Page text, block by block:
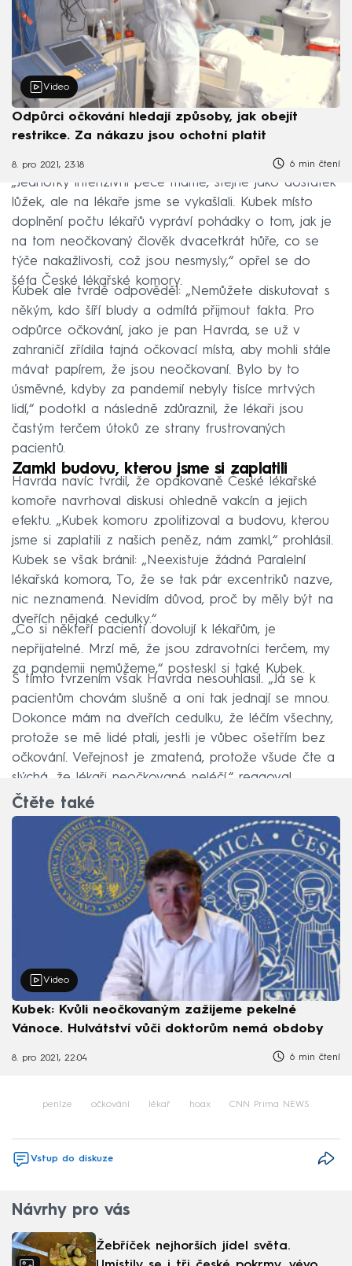
Video
Odpůrci očkování hledají způsoby, jak obejít
restrikce. Za nákazu jsou ochotní platit
8. pro 2021, 23:18 6 min čtení
„Jednotky intenzivní péče máme, stejně jako dostatek
lůžek, ale na lékaře jsme se vykašlali. Kubek místo
doplnění počtu lékařů vypráví pohádky o tom, jak je
na tom neočkovaný člověk dvacetkrát hůře, co se
týče nakažlivosti, což jsou nesmysly,“ opřel se do
šéfa České lékařské komory.
Kubek ale tvrdě odpověděl: „Nemůžete diskutovat s
někým, kdo šíří bludy a odmítá přijmout fakta. Pro
odpůrce očkování, jako je pan Havrda, se už v
zahraničí zřídila tajná očkovací místa, aby mohli stále
mávat papírem, že jsou neočkovaní. Bylo by to
úsměvné, kdyby za pandemií nebyly tisíce mrtvých
lidí,“ podotkl a následně zdůraznil, že lékaři jsou
častým terčem útoků ze strany frustrovaných
pacientů.
Zamkl budovu, kterou jsme si zaplatili
Havrda navíc tvrdil, že opakovaně České lékařské
komoře navrhoval diskusi ohledně vakcín a jejich
efektu. „Kubek komoru zpolitizoval a budovu, kterou
jsme si zaplatili z našich peněz, nám zamkl,“ prohlásil.
Kubek se však bránil: „Neexistuje žádná Paralelní
lékařská komora, To, že se tak pár excentriků nazve,
nic neznamená. Nevidím důvod, proč by měly být na
dveřích nějaké cedulky.“
„Co si někteří pacienti dovolují k lékařům, je
nepřijatelné. Mrzí mě, že jsou zdravotníci terčem, my
za pandemii nemůžeme,“ posteskl si také Kubek.
S tímto tvrzením však Havrda nesouhlasil. „Já se k
pacientům chovám slušně a oni tak jednají se mnou.
Dokonce mám na dveřích cedulku, že léčím všechny,
protože se mě lidé ptali, jestli je vůbec ošetřím bez
očkování. Veřejnost je zmatená, protože všude čte a
slýchá, že lékaři neočkované neléčí,“ reagoval.
Čtěte také
Video
Kubek: Kvůli neočkovaným zažijeme pekelné
Vánoce. Hulvátství vůči doktorům nemá obdoby
8. pro 2021, 22:04 6 min čtení
peníze očkování lékař hoax CNN Prima NEWS
Vstup do diskuze
Návrhy pro vás
Žebříček nejhorších jídel světa.